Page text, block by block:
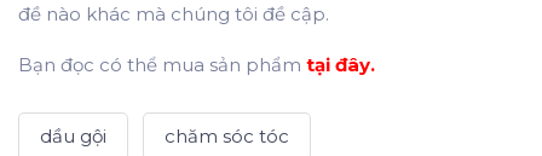
đề nào khác mà chúng tôi đề cập.
Bạn đọc có thể mua sản phẩm tại đây.
dầu gội chăm sóc tóc